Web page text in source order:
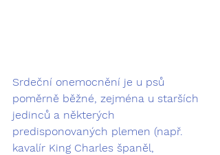
Srdeční onemocnění je u psů
poměrně běžné, zejména u starších
jedinců a některých
predisponovaných plemen (např.
kavalír King Charles španěl,